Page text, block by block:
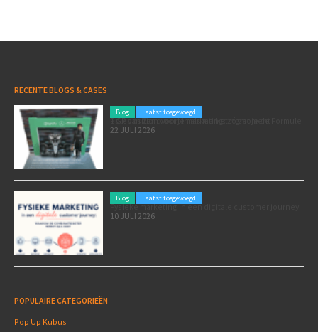
RECENTE BLOGS & CASES
Blog Laatst toegevoegd
Poleposition voor je marketing: zó zet je de Formule 1 GP van Zandvoort in als marketingmoment
22 JULI 2026
Blog Laatst toegevoegd
Fysieke marketing in een digitale customer journey
10 JULI 2026
POPULAIRE CATEGORIEËN
Pop Up Kubus